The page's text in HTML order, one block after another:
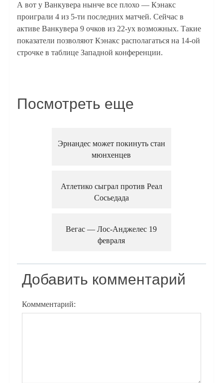
А вот у Ванкувера нынче все плохо — Кэнакс
проиграли 4 из 5-ти последних матчей. Сейчас в
активе Ванкувера 9 очков из 22-ух возможных. Такие
показатели позволяют Кэнакс располагаться на 14-ой
строчке в таблице Западной конференции.
Посмотреть еще
Эрнандес может покинуть стан
мюнхенцев
Атлетико сыграл против Реал
Сосьедада
Вегас — Лос-Анджелес 19
февраля
Добавить комментарий
Коммментарий: